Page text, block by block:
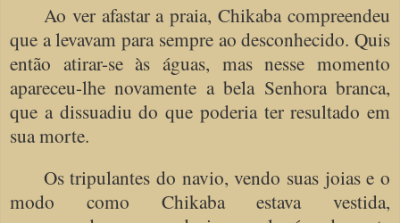
Ao ver afastar a praia, Chikaba compreendeu
que a levavam para sempre ao desconhecido. Quis
então atirar-se às águas, mas nesse momento
apareceu-lhe novamente a bela Senhora branca,
que a dissuadiu do que poderia ter resultado em
sua morte.
Os tripulantes do navio, vendo suas joias e o
modo como Chikaba estava vestida,